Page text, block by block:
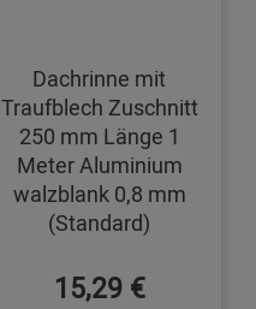
Dachrinne mit
Traufblech Zuschnitt
250 mm Länge 1
Meter Aluminium
walzblank 0,8 mm
(Standard)
15,29 €